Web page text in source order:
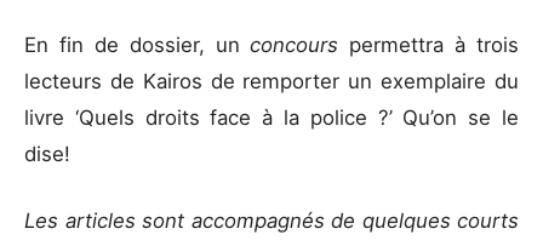
En fin de dossier, unconcours permettra à trois
lecteurs de Kairos de remporter un exemplaire du
livre ‘Quels droits face à la police ?’ Qu’on se le
dise!
Les articles sont accompagnés de quelques courts